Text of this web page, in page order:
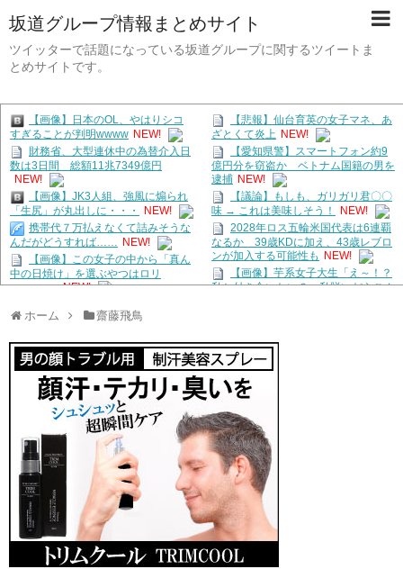
坂道グループ情報まとめサイト
ツイッターで話題になっている坂道グループに関するツイートま
とめサイトです。
【画像】日本のOL、やはりシコ
すぎることが判明wwww NEW!
財務省、大型連休中の為替介入日
数は3日間 総額11兆7349億円
NEW!
【画像】JK3人組、強風に煽られ
「生尻」が丸出しに・・・
NEW!
携帯代７万払えなくて詰みそうな
んだがどうすれば…… NEW!
【画像】この女子の中から「真ん
中の日焼け」を選ぶやつはロリ
wwwwww NEW!
NEW!
車両に乗ったんだが NEW!
【画像】今週の咲-Saki-、役満炸
裂で大荒れwwww.
NEW!
「東野圭吾のサイン本ありません
か？」←これそんなにバカにするよう
NEW!
中国企業Zbtlink製のルーター20機
種にバックドア… 外部から完全制御
のおそれ
秋元康「自信無さげでスキルの低
いショートカットをセンターにしま
す」←伊藤百花真逆じゃね？
ずんってKLP移籍する前からこん
なに人気あったの？
【ホロライブ】「カプコンショー
【悲報】仙台育英の女子マネ、あ
ざとくて炎上 NEW!
【愛知県警】スマートフォン約9
億円分を窃盗か ベトナム国籍の男を
逮捕 NEW!
【議論】もしも、ガリガリ君〇〇
味 → これは美味しそう！
NEW!
2028年ロス五輪米国代表は6連覇
なるか 39歳KDに加え、43歳レブロ
ンが加入する可能性も
NEW!
【画像】芋系女子大生「え～！？
私と付き合いたい？ 私脱いだらこん
ッチングアプリを思いつくｗｗｗｗｗ
NEW!
羽田空港「どんどんターミナルを
広くして徒歩で行けるようにします」
NEW!
宮﨑あずさアナ セクシーノース
リーブ！！ NEW!
【悲報】隣家の室外機、限界突破
ｗｗｗｗｗｗｗ （※画像あり）
NEW!
【衝撃】保護者「修学旅行は無料
化するべき。体験格差を放置するの
か」←これｗｗｗｗｗ
【朗報】小倉ゆうか（元・小倉優
香）が水着グラビア復帰ｗｗｗｗｗ
ホーム 齋藤飛鳥